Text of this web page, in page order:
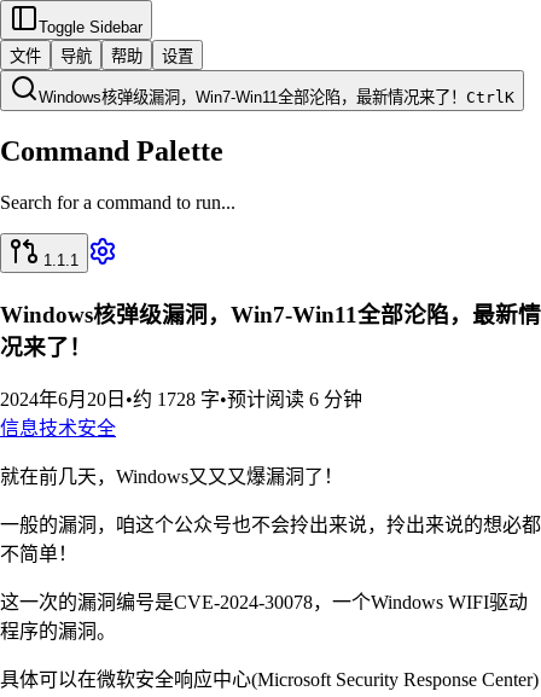
Toggle Sidebar
文件
导航 帮助 设置
Windows核弹级漏洞，Win7-Win11全部沦陷，最新情况来了！ CtrlK
Command Palette
Search for a command to run...
1.1.1
Windows核弹级漏洞，Win7-Win11全部沦陷，最新情
况来了！
2024年6月20日 •约 1728 字•预计阅读 6 分钟
信息技术安全
就在前几天，Windows又又又爆漏洞了！
一般的漏洞，咱这个公众号也不会拎出来说，拎出来说的想必都
不简单！
这一次的漏洞编号是CVE-2024-30078，一个Windows WIFI驱动
程序的漏洞。
具体可以在微软安全响应中心(Microsoft Security Response Center)